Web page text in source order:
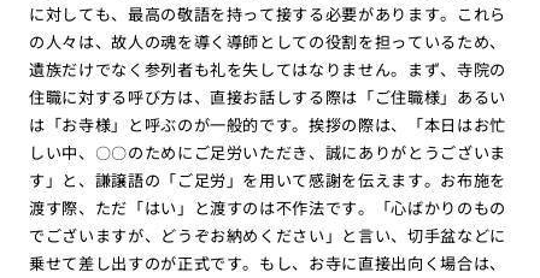
に対しても、最高の敬語を持って接する必要があります。これら
の人々は、故人の魂を導く導師としての役割を担っているため、
遺族だけでなく参列者も礼を失してはなりません。まず、寺院の
住職に対する呼び方は、直接お話しする際は「ご住職様」あるい
は「お寺様」と呼ぶのが一般的です。挨拶の際は、「本日はお忙
しい中、〇〇のためにご足労いただき、誠にありがとうございま
す」と、謙譲語の「ご足労」を用いて感謝を伝えます。お布施を
渡す際、ただ「はい」と渡すのは不作法です。「心ばかりのもの
でございますが、どうぞお納めください」と言い、切手盆などに
乗せて差し出すのが正式です。もし、お寺に直接出向く場合は、